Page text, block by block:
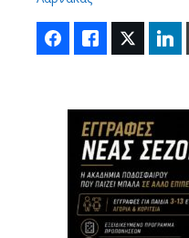
FacebookLike Twitter